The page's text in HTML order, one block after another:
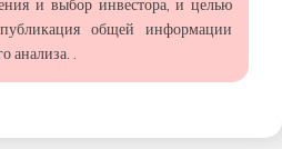
и выбор инвестора, и целью
публикация общей информации
анализа. .